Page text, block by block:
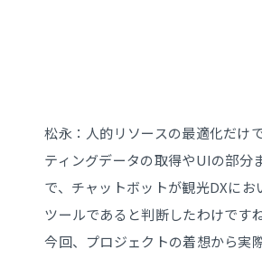
松永：人的リソースの最適化だけ
ティングデータの取得やUIの部分
で、チャットボットが観光DXにお
ツールであると判断したわけですね
今回、プロジェクトの着想から実